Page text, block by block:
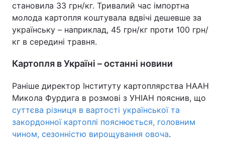
становила 33 грн/кг. Тривалий час імпортна
молода картопля коштувала вдвічі дешевше за
українську – наприклад, 45 грн/кг проти 100 грн/
кг в середині травня.
Картопля в Україні – останні новини
Раніше директор Інституту картоплярства НААН
Микола Фурдига в розмові з УНІАН пояснив, що
суттєва різниця в вартості української та
закордонної картоплі пояснюється, головним
чином, сезонністю вирощування овоча.